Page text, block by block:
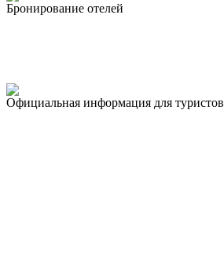
Бронирование отелей
Официальная информация для туристов